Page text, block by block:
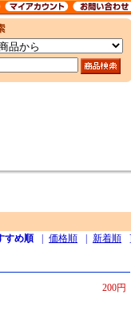
すめ順 価格順 新着順
]
200円